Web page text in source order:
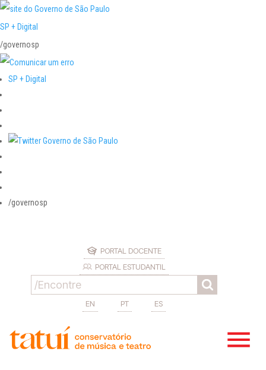
SP + Digital
/governosp
SP + Digital
/governosp
PORTAL DOCENTE
PORTAL ESTUDANTIL
EN PT ES